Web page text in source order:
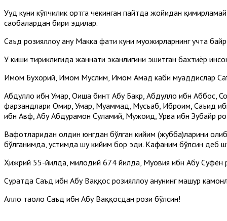
Уҳуд куни кўпчилик ортга чекинган пайтда жойидан
саҳобалардан бири эдилар.
Саъд розияллоҳу анҳу Макка фатҳи куни муҳожирларнинг учта
У киши тириклигида жаннати эканлигини эшитган бахтиёр
Имом Бухорий, Имом Муслим, Имом Аҳмад каби муҳаддислар Саъд
Абдуллоҳ ибн Умар, Оиша бинт Абу Бакр, Абдуллоҳ ибн
фарзандлари Омир, Умар, Муҳаммад, Мусъаб, Иброҳим, Саъид
ибн Авф, Абу Абдураҳмон Суламий, Мужоҳид, Урва ибн Зубайр
Вафотларидан олдин юнгдан бўлган кийим (жубба)ларини
бўлганимда, устимда шу кийим бор эди. Кафаним бўлсин деб
Ҳижрий 55-йилда, милодий 674 йилда, Муовия ибн Абу Суфён
Суратда Саъд ибн Абу Ваққос розияллоҳу анҳунинг машҳур
Аллоҳ таоло Саъд ибн Абу Ваққосдан рози бўлсин!